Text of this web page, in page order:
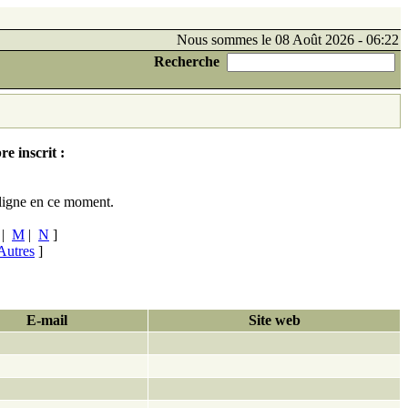
Nous sommes le 08 Août 2026 - 06:22
Recherche
inscrit :
en ce moment.
| M | N ]
]
E-mail
Site web